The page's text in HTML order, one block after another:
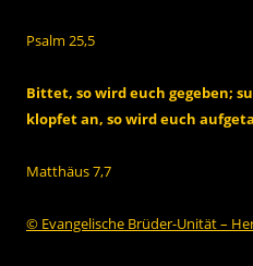
Psalm 25,5
Bittet, so wird euch gegeben;
klopfet an, so wird euch
Matthäus 7,7
© Evangelische Brüder-Unität –